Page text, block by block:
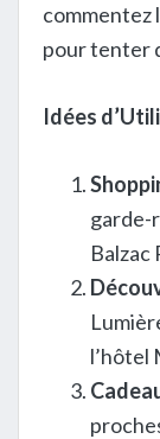
commentez
pour tenter
Idées
garde-
Balzac
l’hôtel